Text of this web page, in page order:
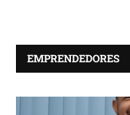
EMPRENDEDORES